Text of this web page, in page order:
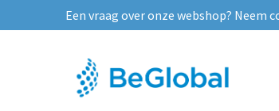
Een vraag over onze webshop? Neem